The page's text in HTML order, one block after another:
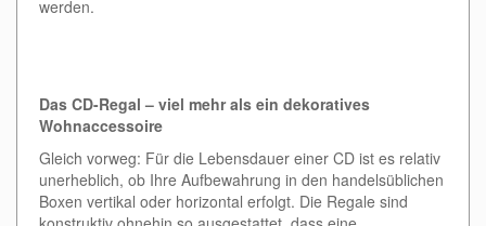
werden.
Das CD-Regal – viel mehr als ein dekoratives
Wohnaccessoire
Gleich vorweg: Für die Lebensdauer einer CD ist es relativ
unerheblich, ob Ihre Aufbewahrung in den handelsüblichen
Boxen vertikal oder horizontal erfolgt. Die Regale sind